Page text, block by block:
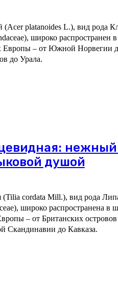
(Acer platanoides L.), вид рода
широко распространен
Европы – от Южной Норвегии
до Урала.
душой
(Tilia cordata Mill.), вид рода
широко распространена в
– от Британских
до Кавказа.